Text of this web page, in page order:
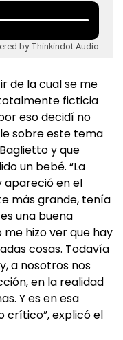
by Thinkindot Audio
de la cual se me
ficticia
eso decidí no
sobre este tema
y que
un bebé. “La
apareció en el
más grande, tenía
una buena
hizo ver que hay
cosas. Todavía
a nosotros nos
en la realidad
Y es en esa
crítico”, explicó el